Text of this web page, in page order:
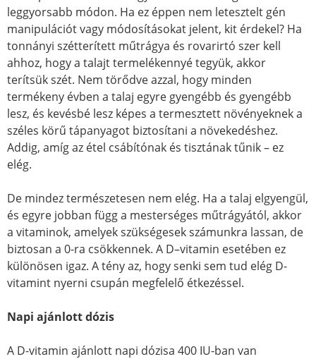
leggyorsabb módon. Ha ez éppen nem letesztelt gén
manipulációt vagy módosításokat jelent, kit érdekel? Ha
tonnányi szétterített műtrágya és rovarirtó szer kell
ahhoz, hogy a talajt termelékennyé tegyük, akkor
terítsük szét. Nem törődve azzal, hogy minden
termékeny évben a talaj egyre gyengébb és gyengébb
lesz, és kevésbé lesz képes a termesztett növényeknek a
széles körű tápanyagot biztosítani a növekedéshez.
Addig, amíg az étel csábítónak és tisztának tűnik – ez
elég.
De mindez természetesen nem elég. Ha a talaj elgyengül,
és egyre jobban függ a mesterséges műtrágyától, akkor
a vitaminok, amelyek szükségesek számunkra lassan, de
biztosan a 0-ra csökkennek. A D–vitamin esetében ez
különösen igaz. A tény az, hogy senki sem tud elég D-
vitamint nyerni csupán megfelelő étkezéssel.
Napi ajánlott dózis
A D-vitamin ajánlott napi dózisa 400 IU-ban van